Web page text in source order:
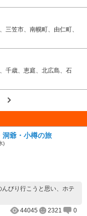
三笠市、南幌町、由仁町、
千歳、恵庭、北広島、石
爺・小樽の旅
)
びり行こうと思い、ホテ
44045
2321 0